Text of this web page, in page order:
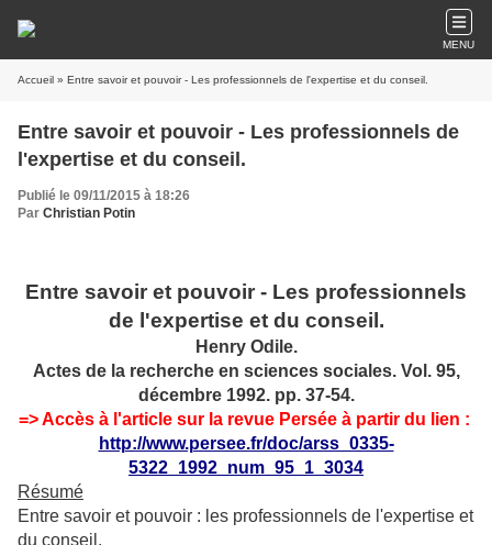
MENU
Accueil » Entre savoir et pouvoir - Les professionnels de l'expertise et du conseil.
Entre savoir et pouvoir - Les professionnels de
l'expertise et du conseil.
Publié le 09/11/2015 à 18:26
Par Christian Potin
Entre savoir et pouvoir - Les professionnels
de l'expertise et du conseil.
Henry Odile.
Actes de la recherche en sciences sociales. Vol. 95,
décembre 1992. pp. 37-54.
=> Accès à l'article sur la revue Persée à partir du lien :
http://www.persee.fr/doc/arss_0335-
5322_1992_num_95_1_3034
Résumé
Entre savoir et pouvoir : les professionnels de l'expertise et
du conseil.